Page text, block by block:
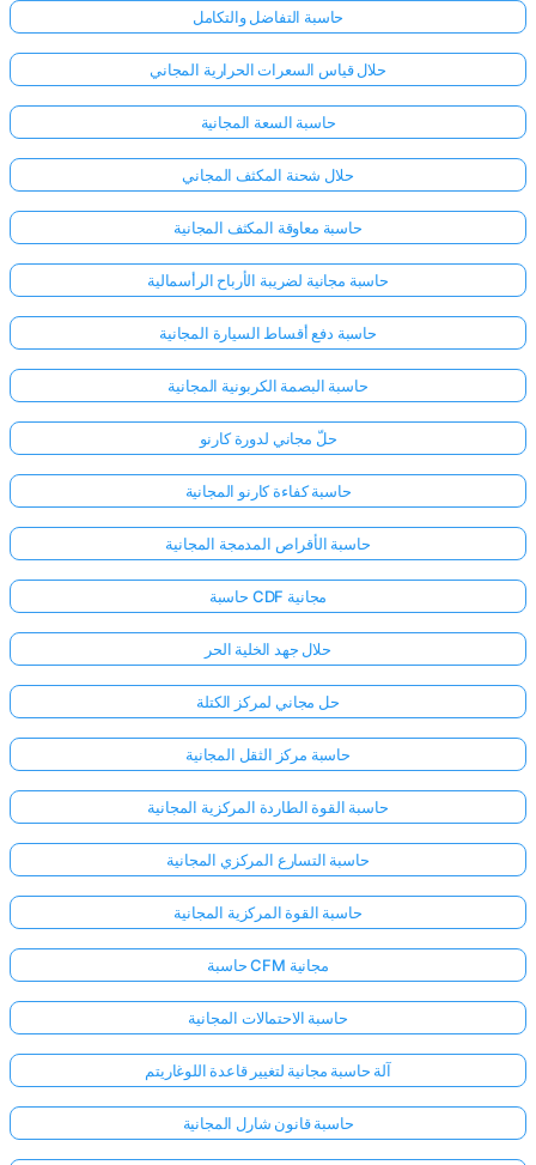
حاسبة التفاضل والتكامل
حلال قياس السعرات الحرارية المجاني
حاسبة السعة المجانية
حلال شحنة المكثف المجاني
حاسبة معاوقة المكثف المجانية
حاسبة مجانية لضريبة الأرباح الرأسمالية
حاسبة دفع أقساط السيارة المجانية
حاسبة البصمة الكربونية المجانية
حلّ مجاني لدورة كارنو
حاسبة كفاءة كارنو المجانية
حاسبة الأقراص المدمجة المجانية
حاسبة CDF مجانية
حلال جهد الخلية الحر
حل مجاني لمركز الكتلة
حاسبة مركز الثقل المجانية
حاسبة القوة الطاردة المركزية المجانية
حاسبة التسارع المركزي المجانية
حاسبة القوة المركزية المجانية
حاسبة CFM مجانية
حاسبة الاحتمالات المجانية
آلة حاسبة مجانية لتغيير قاعدة اللوغاريتم
حاسبة قانون شارل المجانية